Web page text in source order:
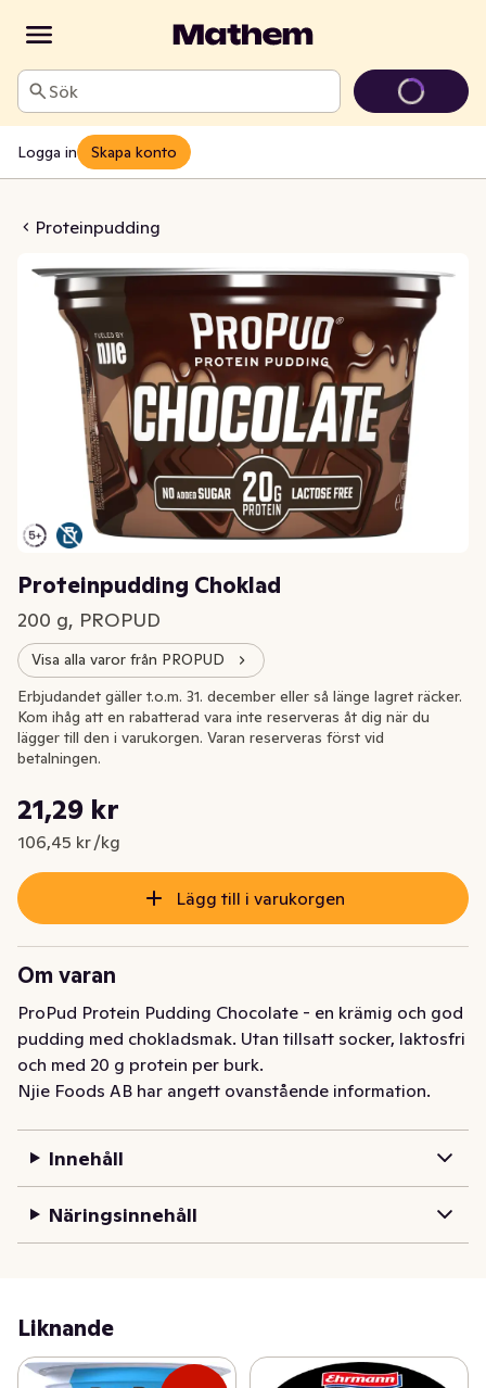
Sök
Logga in Skapa konto
Proteinpudding
Choklad
Proteinpudding Choklad
200 g, PROPUD
Visa alla varor från PROPUD
Nuvarande pris är: 21,29 kr
21,29 kr
106,45 kr /kg
Styckpris: 106,45 kr /kg
Erbjudandet gäller t.o.m. 31. december eller så länge lagret räcker.
Kom ihåg att en rabatterad vara inte reserveras åt dig när du
lägger till den i varukorgen. Varan reserveras först vid
betalningen.
Lägg till i varukorgen
Om varan
ProPud Protein Pudding Chocolate - en krämig och god
pudding med chokladsmak. Utan tillsatt socker, laktosfri
och med 20 g protein per burk.
Njie Foods AB har angett ovanstående information.
Innehåll
Näringsinnehåll
Liknande